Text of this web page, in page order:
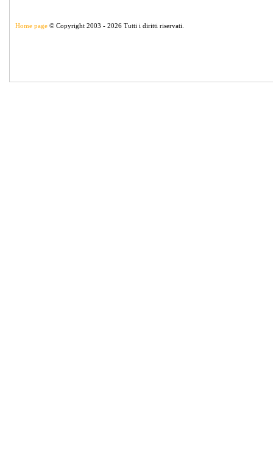
Home page © Copyright 2003 - 2026 Tutti i diritti riservati.